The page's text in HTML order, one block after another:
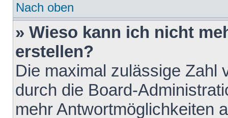
Nach oben
» Wieso kann ich nicht
erstellen?
Die maximal zulässige Zahl
durch die Board-
mehr Antwortmöglichkeiten